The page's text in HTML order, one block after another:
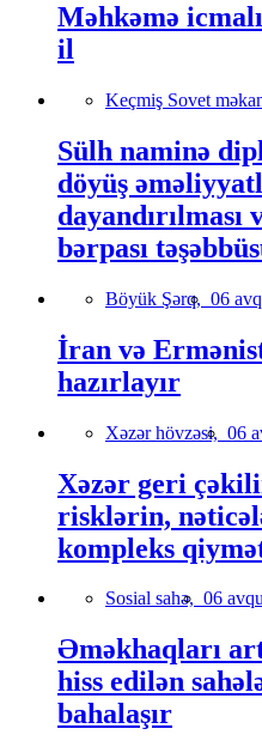
Məhkəmə
il
Keçmiş Sovet
Sülh naminə
döyüş
dayandırılması
bərpası
Böyük Şərq, 06
İran və
hazırlayır
Xəzər hövzəsi, 06
Xəzər geri
risklərin,
kompleks
Sosial sahə, 06
Əməkhaqları
hiss edilən
bahalaşır